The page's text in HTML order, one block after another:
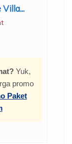
Yuk,
promo
Paket